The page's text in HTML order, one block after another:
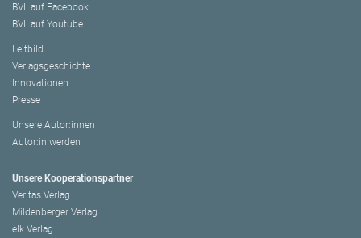
BVL auf Facebook
BVL auf Youtube
Leitbild
Verlagsgeschichte
Innovationen
Presse
Unsere Autor:innen
Autor:in werden
Unsere Kooperationspartner
Veritas Verlag
Mildenberger Verlag
elk Verlag